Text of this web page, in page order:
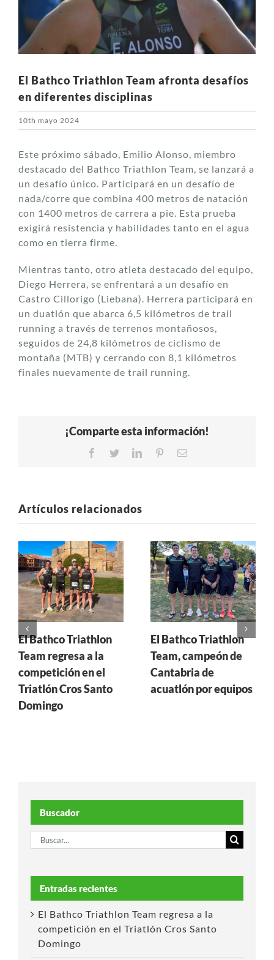
El Bathco Triathlon Team afronta desafíos
en diferentes disciplinas
10th mayo 2024
Este próximo sábado, Emilio Alonso, miembro
destacado del Bathco Triathlon Team, se lanzará a
un desafío único. Participará en un desafío de
nada/corre que combina 400 metros de natación
con 1400 metros de carrera a pie. Esta prueba
exigirá resistencia y habilidades tanto en el agua
como en tierra firme.
Mientras tanto, otro atleta destacado del equipo,
Diego Herrera, se enfrentará a un desafío en
Castro Cillorigo (Liebana). Herrera participará en
un duatlón que abarca 6,5 kilómetros de trail
running a través de terrenos montañosos,
seguidos de 24,8 kilómetros de ciclismo de
montaña (MTB) y cerrando con 8,1 kilómetros
finales nuevamente de trail running.
¡Comparte esta información!
Facebook
TwitterLinkedInPinterestCorreo
Artículos relacionados
El Bathco Triathlon
Team regresa a la
competición en el
Triatlón Cros Santo
Domingo
El Bathco Triathlon
Team, campeón de
Cantabria de
acuatlón por equipos
Buscador
Buscar:
Entradas recientes
El Bathco Triathlon Team regresa a la
competición en el Triatlón Cros Santo
Domingo